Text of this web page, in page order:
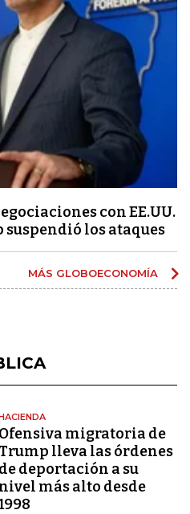
con EE.UU.
suspendió los ataques
MÁS GLOBOECONOMÍA
Ofensiva migratoria de
Trump lleva las órdenes
de deportación a su
nivel más alto desde